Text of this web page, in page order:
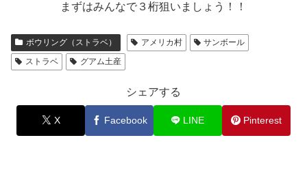
まずはみんなで３桁狙いましょう！！
ボウリング（ストラベ） アメリカ村
サンボール
ストラベ
グアム土産
シェアする
X Facebook LINE Pinterest